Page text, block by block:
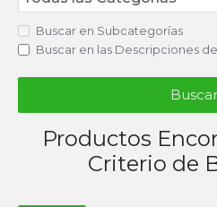
Buscar en Subcategorías
Buscar en las Descripciones
Buscar
Productos
Criterio de